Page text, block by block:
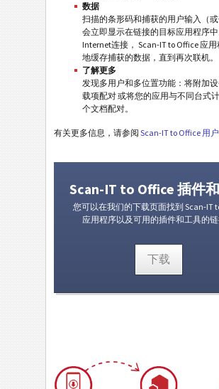
数据
扫描的条形码和捕获的用户输入（或
会立即显示在链接的目标应用程序
Internet连接， Scan-IT to Office 应
地缓存捕获的数据，直到再次联机。
了解更多
发现多用户和多位置功能：将附加
载项配对 或将您的应用与不同台式
个文档配对。
有关更多信息，请参阅 Scan-IT to Office 用
Scan-IT to Office 插件
您可以在我们的下载页面找到 Scan-IT
应用程序以及可用的插件和工具的链
下载